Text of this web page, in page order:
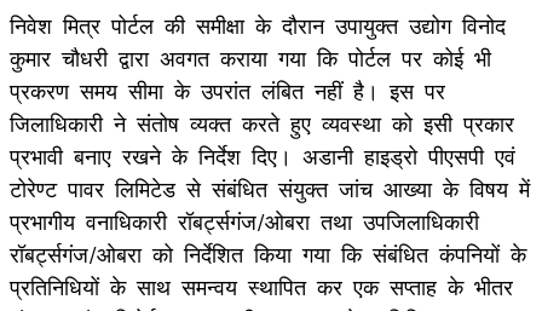
निवेश मित्र पोर्टल की समीक्षा के दौरान उपायुक्त उद्योग विनोद
कुमार चौधरी द्वारा अवगत कराया गया कि पोर्टल पर कोई भी
प्रकरण समय सीमा के उपरांत लंबित नहीं है। इस पर
जिलाधिकारी ने संतोष व्यक्त करते हुए व्यवस्था को इसी प्रकार
प्रभावी बनाए रखने के निर्देश दिए। अडानी हाइड्रो पीएसपी एवं
टोरेण्ट पावर लिमिटेड से संबंधित संयुक्त जांच आख्या के विषय में
प्रभागीय वनाधिकारी रॉबर्ट्सगंज/ओबरा तथा उपजिलाधिकारी
रॉबर्ट्सगंज/ओबरा को निर्देशित किया गया कि संबंधित कंपनियों के
प्रतिनिधियों के साथ समन्वय स्थापित कर एक सप्ताह के भीतर